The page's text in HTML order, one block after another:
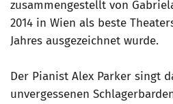
zusammengestellt von
2014 in Wien als beste
Jahres ausgezeichnet wurde.
Der Pianist Alex Parker singt
unvergessenen